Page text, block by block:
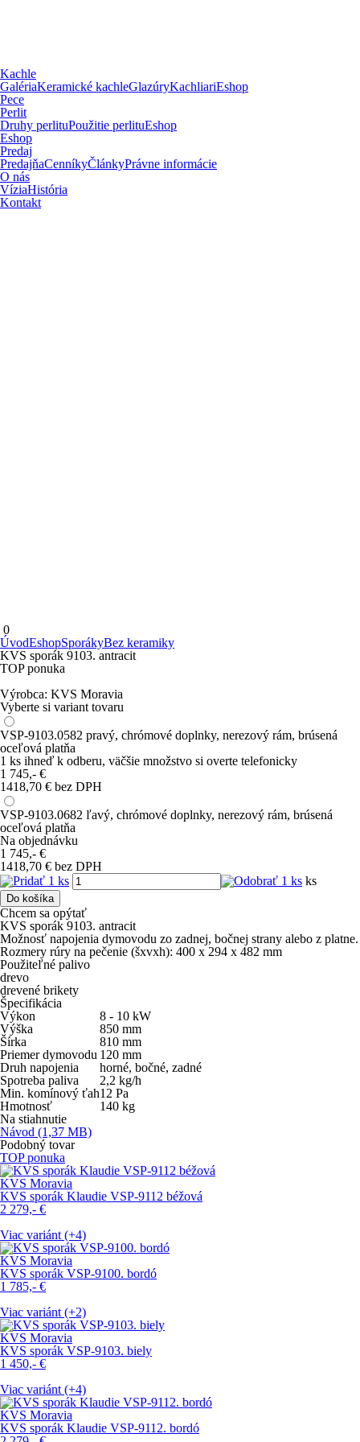
Kachle
GalériaKeramické kachleGlazúryKachliariEshop
Pece
Perlit
Druhy perlituPoužitie perlituEshop
Eshop
Predaj
PredajňaCenníkyČlánkyPrávne informácie
O nás
VíziaHistória
Kontakt
0
ÚvodEshopSporákyBez keramiky
KVS sporák 9103. antracit
TOP ponuka
Výrobca: KVS Moravia
Vyberte si variant tovaru
VSP-9103.0582 pravý, chrómové doplnky, nerezový rám, brúsená
oceľová platňa
1 ks ihneď k odberu, väčšie množstvo si overte telefonicky
1 745,- €
1418,70 € bez DPH
VSP-9103.0682 ľavý, chrómové doplnky, nerezový rám, brúsená
oceľová platňa
Na objednávku
1 745,- €
1418,70 € bez DPH
ks
Do košíka
Chcem sa opýtať
KVS sporák 9103. antracit
Možnosť napojenia dymovodu zo zadnej, bočnej strany alebo z platne.
Rozmery rúry na pečenie (šxvxh): 400 x 294 x 482 mm
Použiteľné palivo
drevo
drevené brikety
Špecifikácia
Výkon
8 - 10 kW
Výška
850 mm
Šírka
810 mm
Priemer dymovodu 120 mm
Druh napojenia
horné, bočné, zadné
Spotreba paliva
2,2 kg/h
Min. komínový ťah12 Pa
Hmotnosť
140 kg
Na stiahnutie
Návod (1,37 MB)
Podobný tovar
TOP ponuka
KVS Moravia
KVS sporák Klaudie VSP-9112 béžová
2 279,- €
Viac variánt (+4)
KVS Moravia
KVS sporák VSP-9100. bordó
1 785,- €
Viac variánt (+2)
KVS Moravia
KVS sporák VSP-9103. biely
1 450,- €
Viac variánt (+4)
KVS Moravia
KVS sporák Klaudie VSP-9112. bordó